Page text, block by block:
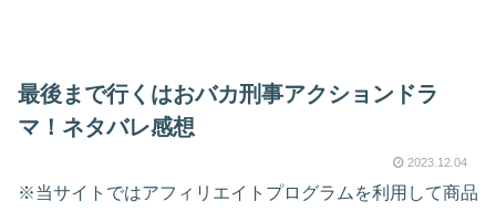
最後まで行くはおバカ刑事アクションドラ
マ！ネタバレ感想
2023.12.04
※当サイトではアフィリエイトプログラムを利用して商品